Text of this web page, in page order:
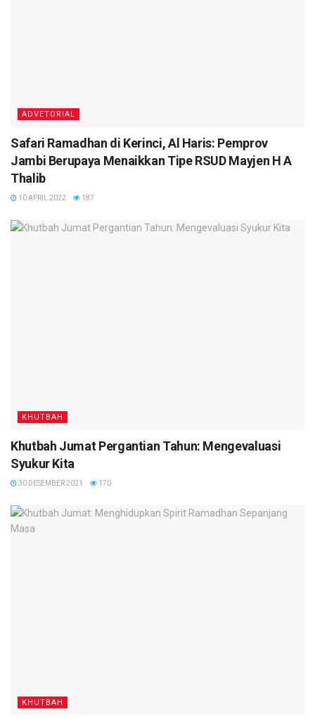
ADVETORIAL
Safari Ramadhan di Kerinci, Al Haris: Pemprov
Jambi Berupaya Menaikkan Tipe RSUD Mayjen H A
Thalib
10 APRIL 2022 187
KHUTBAH
Khutbah Jumat Pergantian Tahun: Mengevaluasi
Syukur Kita
30 DESEMBER 2021 170
KHUTBAH